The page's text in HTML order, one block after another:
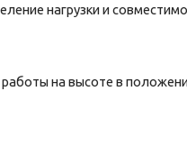
нагрузки и
на высоте в